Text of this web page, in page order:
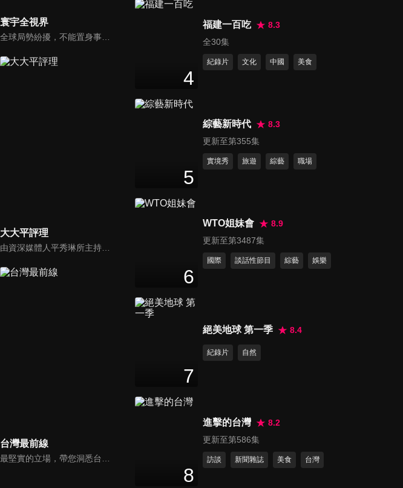
寰宇全視界
全球局勢紛擾，不能置身事外！主播任明玥主持，嶄新一季《寰宇全視界2.0》，集結各領域重磅嘉賓，犀利評論、深度視角，帶您洞悉世界局勢脈絡，開拓兩岸和國際新視野，《寰宇全視界2.0》，帶給您最具含金量的觀點。
大大平評理
由資深媒體人平秀琳所主持的時事討論節目，針對大眾關心的議題，邀請關鍵人物或意見領袖上節目，從各種角度深入剖析，並藉由多人的觀點交流，讓新聞事件的真相掏深一點，幫助觀眾了解當下最熱門的新聞議題，期使本節目成為台灣理性討論時事的典範。
台灣最前線
最堅實的立場，帶您洞悉台灣新知。最專業的陣容，帶您打開『視』界。政治人民做主，一同掌握即實政壇資訊，『EYE』台灣的政論談話節目。
第12集 台塑總部暗藏金斗穴 揭
第14集 門牌全都露！實價登錄
2.0上路 「房價魔鬼」能現形？
源！？市井小民「有感」加
第16集 「管理費」收多少才合
第17集 房價高高掛！房租又不
50
狂？
第19集 裕隆城將翻轉新北軸
線？嚴凱泰三部曲再造裕隆傳
4
福建一百吃
8.3
全30集
紀錄片 文化 中國 美食
5
綜藝新時代
8.3
更新至第355集
實境秀 旅遊 綜藝 職場
6
WTO姐妹會
8.9
更新至第3487集
國際 談話性節目 綜藝 娛樂
7
絕美地球 第一季 8.4
紀錄片 自然
8
進擊的台灣
8.2
更新至第586集
訪談 新聞雜誌 美食 台灣